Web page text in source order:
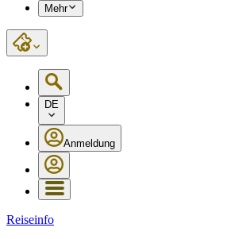
Mehr
DE
Anmeldung
Reiseinfo